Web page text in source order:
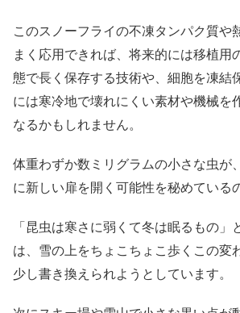
このスノーフライの不凍タンパク質や
まく応用できれば、将来的には移植用
態で長く保存する技術や、細胞を凍結
には寒冷地で壊れにくい素材や機械を
なるかもしれません。
体重わずか数ミリグラムの小さな虫が
に新しい扉を開く可能性を秘めている
「昆虫は寒さに弱くて冬は眠るもの」
は、雪の上をちょこちょこ歩くこの変
少し書き換えられようとしています。